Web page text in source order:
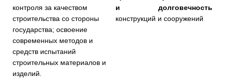
контроля за качеством
строительства со стороны
государства; освоение
современных методов и
средств испытаний
строительных материалов и
изделий.
и долговечность
конструкций и сооружений